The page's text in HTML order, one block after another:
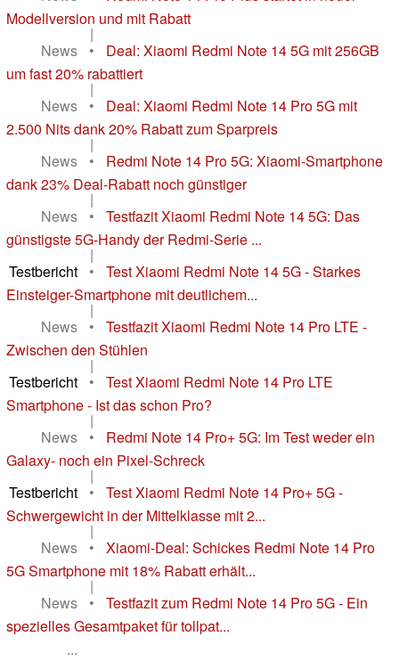
Modellversion und mit Rabatt
|
News
•
Deal: Xiaomi Redmi Note 14 5G mit 256GB
um fast 20% rabattiert
|
News
•
Deal: Xiaomi Redmi Note 14 Pro 5G mit
2.500 Nits dank 20% Rabatt zum Sparpreis
|
News
•
Redmi Note 14 Pro 5G: Xiaomi-Smartphone
dank 23% Deal-Rabatt noch günstiger
|
News
•
Testfazit Xiaomi Redmi Note 14 5G: Das
günstigste 5G-Handy der Redmi-Serie ...
|
Testbericht
•
Test Xiaomi Redmi Note 14 5G - Starkes
Einsteiger-Smartphone mit deutlichem...
|
News
•
Testfazit Xiaomi Redmi Note 14 Pro LTE -
Zwischen den Stühlen
|
Testbericht
•
Test Xiaomi Redmi Note 14 Pro LTE
Smartphone - Ist das schon Pro?
|
News
•
Redmi Note 14 Pro+ 5G: Im Test weder ein
Galaxy- noch ein Pixel-Schreck
|
Testbericht
•
Test Xiaomi Redmi Note 14 Pro+ 5G -
Schwergewicht in der Mittelklasse mit 2...
|
News
•
Xiaomi-Deal: Schickes Redmi Note 14 Pro
5G Smartphone mit 18% Rabatt erhält...
|
News
•
Testfazit zum Redmi Note 14 Pro 5G - Ein
spezielles Gesamtpaket für tollpat...
...